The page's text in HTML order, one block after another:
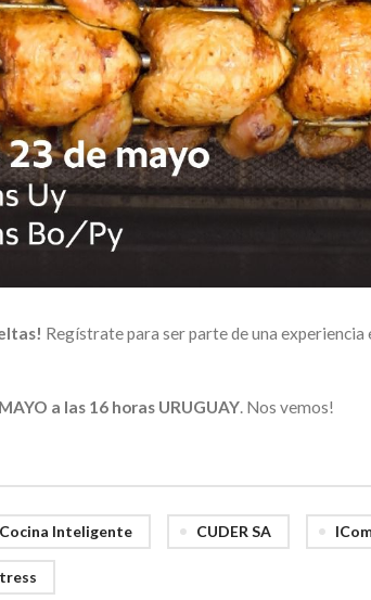
Regístrate para ser parte de una experiencia
a las 16 horas URUGUAY . Nos vemos!
Cocina Inteligente CUDER SA